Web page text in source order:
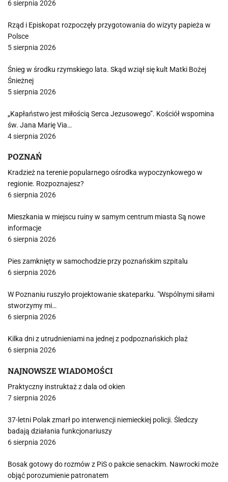
6 sierpnia 2026
Rząd i Episkopat rozpoczęły przygotowania do wizyty papieża w
Polsce
5 sierpnia 2026
Śnieg w środku rzymskiego lata. Skąd wziął się kult Matki Bożej
Śnieżnej
5 sierpnia 2026
„Kapłaństwo jest miłością Serca Jezusowego”. Kościół wspomina
św. Jana Marię Via…
4 sierpnia 2026
POZNAŃ
Kradzież na terenie popularnego ośrodka wypoczynkowego w
regionie. Rozpoznajesz?
6 sierpnia 2026
Mieszkania w miejscu ruiny w samym centrum miasta Są nowe
informacje
6 sierpnia 2026
Pies zamknięty w samochodzie przy poznańskim szpitalu
6 sierpnia 2026
W Poznaniu ruszyło projektowanie skateparku. "Wspólnymi siłami
stworzymy mi…
6 sierpnia 2026
Kilka dni z utrudnieniami na jednej z podpoznańskich plaż
6 sierpnia 2026
NAJNOWSZE WIADOMOŚCI
Praktyczny instruktaż z dala od okien
7 sierpnia 2026
37-letni Polak zmarł po interwencji niemieckiej policji. Śledczy
badają działania funkcjonariuszy
6 sierpnia 2026
Bosak gotowy do rozmów z PiS o pakcie senackim. Nawrocki może
objąć porozumienie patronatem